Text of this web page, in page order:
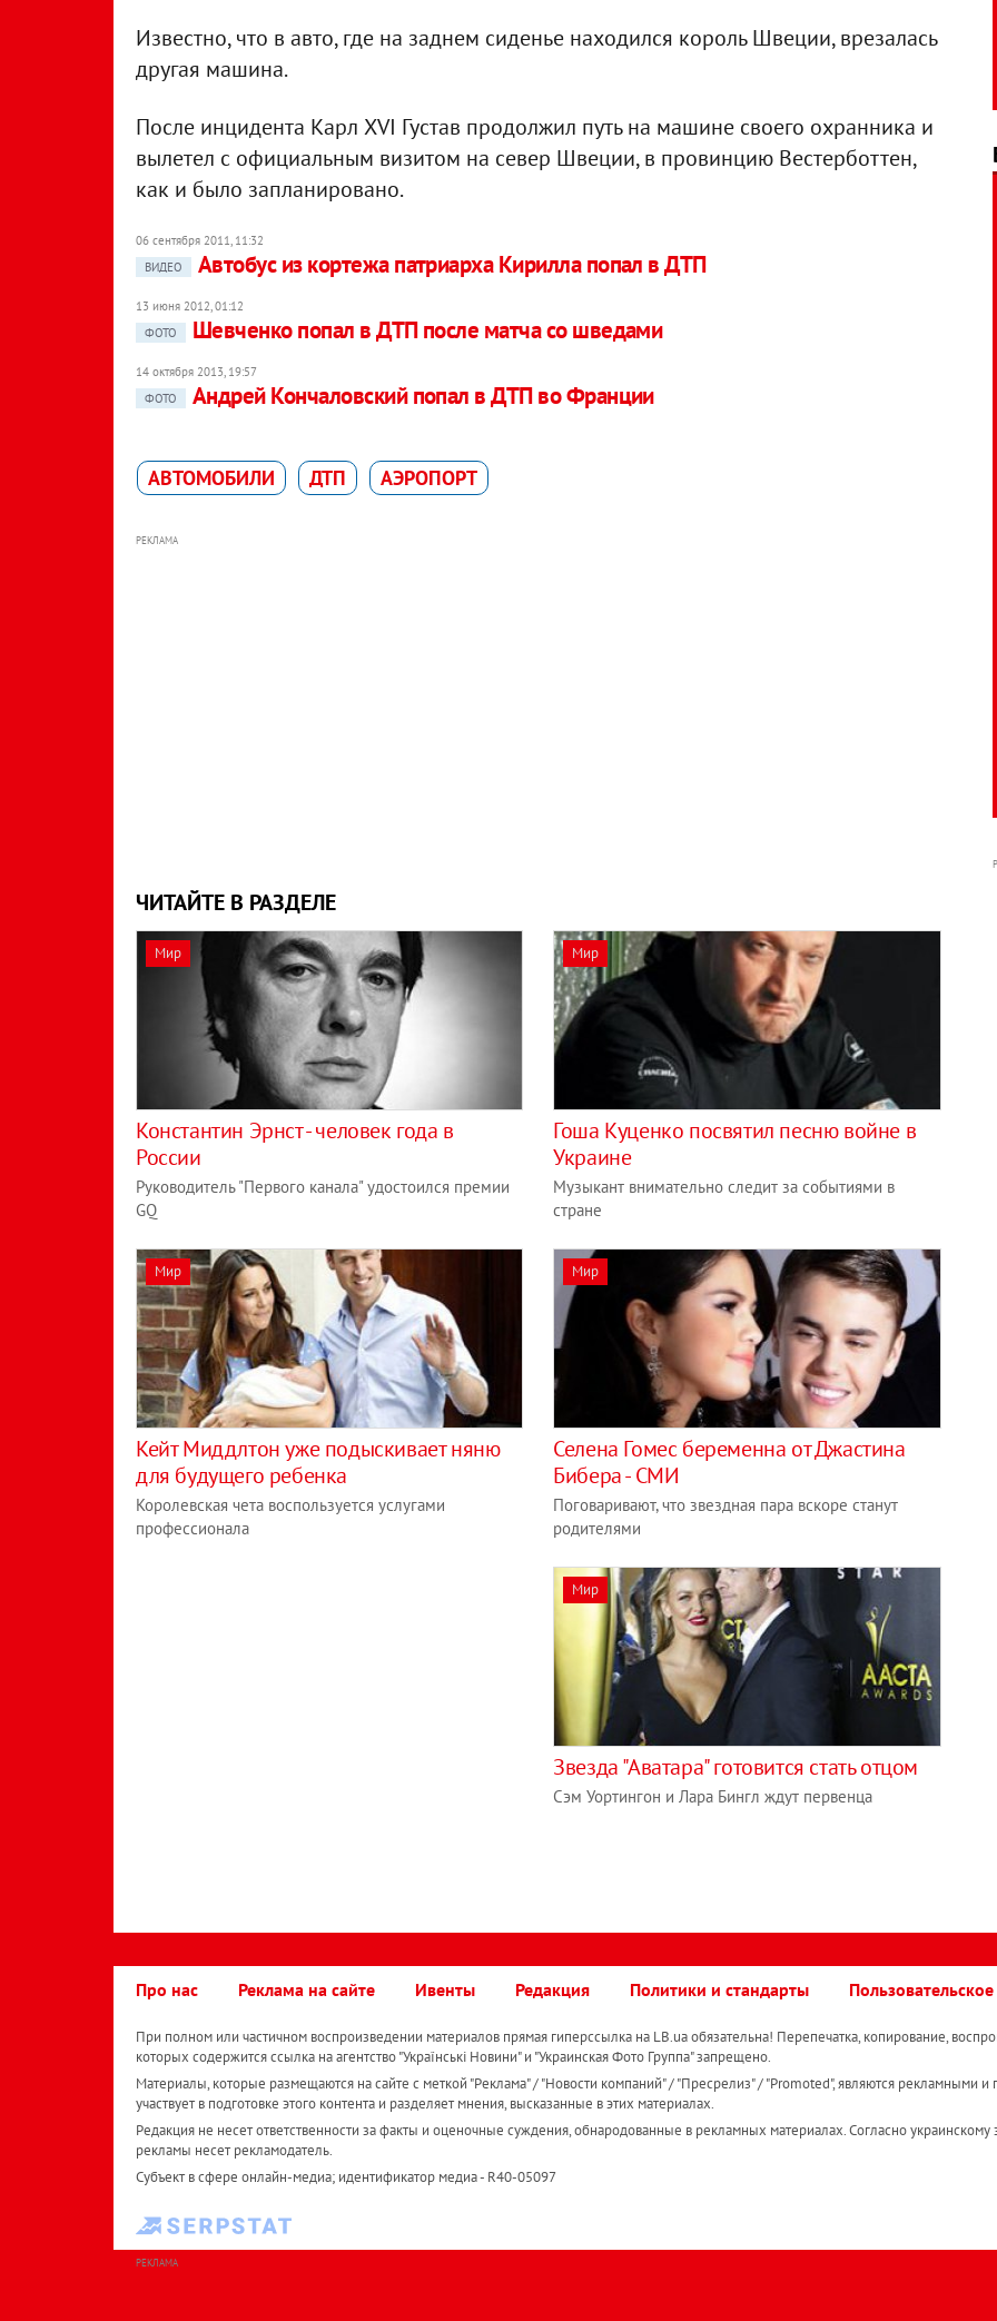
Известно, что в авто, где на заднем сиденье находился король Швеции, врезалась
другая машина.
После инцидента Карл XVI Густав продолжил путь на машине своего охранника и
вылетел с официальным визитом на север Швеции, в провинцию Вестерботтен,
как и было запланировано.
06 сентября 2011, 11:32
ВИДЕО
Автобус из кортежа патриарха Кирилла попал в ДТП
13 июня 2012, 01:12
ФОТО
Шевченко попал в ДТП после матча со шведами
14 октября 2013, 19:57
ФОТО
Андрей Кончаловский попал в ДТП во Франции
АВТОМОБИЛИ ДТП АЭРОПОРТ
РЕКЛАМА
ЧИТАЙТЕ В РАЗДЕЛЕ
Мир
Константин Эрнст - человек года в
России
Руководитель "Первого канала" удостоился премии
GQ
Мир
Гоша Куценко посвятил песню войне в
Украине
Музыкант внимательно следит за событиями в
стране
Мир
Кейт Миддлтон уже подыскивает няню
для будущего ребенка
Королевская чета воспользуется услугами
профессионала
Мир
Селена Гомес беременна от Джастина
Бибера - СМИ
Поговаривают, что звездная пара вскоре станут
родителями
Мир
Звезда "Аватара" готовится стать отцом
Сэм Уортингон и Лара Бингл ждут первенца
Про нас Реклама на сайте Ивенты Редакция Политики и стандарты
При полном или частичном воспроизведении материалов прямая гиперссылка на LB.ua обязательна! Перепечатка, копирование,
которых содержится ссылка на агентство "Українськi Новини" и "Украинская Фото Группа" запрещено.
Материалы, которые размещаются на сайте с меткой "Реклама" / "Новости компаний" / "Пресрелиз" / "Promoted", являются рекламными и
участвует в подготовке этого контента и разделяет мнения, высказанные в этих материалах.
Редакция не несет ответственности за факты и оценочные суждения, обнародованные в рекламных материалах. Согласно украинскому
рекламы несет рекламодатель.
Субъект в сфере онлайн-медиа; идентификатор медиа - R40-05097
РЕКЛАМА